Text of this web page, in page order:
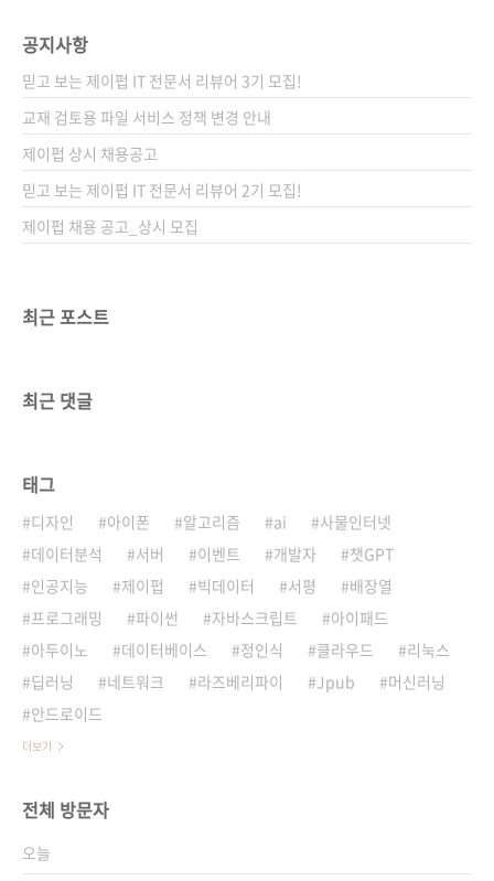
이해하지 못해 C를 포기하거나 어려워했었던 것
나와 학생들과 개발자들의 갈증이 어느 정도 해
갈이 되었던 기억이 납니다. 이참에 우리나라에
출간되었던 C 포인터 책들을 추억 삼아 열거해
봅니다.(출간순) C/C++ 개발자를 위한 포인터
실무 KIN(2006년)(절판)열혈강의 C 포인터
(200..
공지사항
믿고 보는 제이펍 IT 전문서 리뷰어 3기 모집!
교재 검토용 파일 서비스 정책 변경 안내
제이펍 상시 채용공고
믿고 보는 제이펍 IT 전문서 리뷰어 2기 모집!
제이펍 채용 공고_상시 모집
최근 포스트
최근 댓글
태그
디자인 아이폰 알고리즘 ai
사물인터넷
데이터분석
서버 이벤트 개발자
챗GPT
인공지능
제이펍 빅데이터 서평
배장열
프로그래밍
파이썬 자바스크립트
아이패드
아두이노
데이터베이스 정인식 클라우드
리눅스
딥러닝
네트워크 라즈베리파이 Jpub
머신러닝
안드로이드
더보기
전체 방문자
오늘